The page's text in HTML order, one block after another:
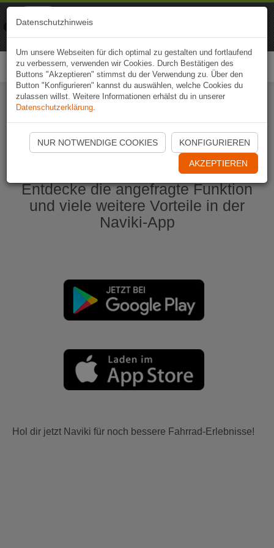
Naviki App jetzt öffnen
Entdecke die angefragte Funktion
und viele weitere Vorteile in der
Naviki-App
Hol dir jetzt Naviki für noch bessere Fahrrad-Erlebnisse!
Datenschutzhinweis
Um unsere Webseiten für dich optimal zu gestalten und fortlaufend
zu verbessern, verwenden wir Cookies. Durch Bestätigen des
Buttons "Akzeptieren" stimmst du der Verwendung zu. Über den
Button "Konfigurieren" kannst du auswählen, welche Cookies du
zulassen willst. Weitere Informationen erhälst du in unserer
Datenschutzerklärung.
NUR NOTWENDIGE COOKIES KONFIGURIEREN
AKZEPTIEREN
Naviki